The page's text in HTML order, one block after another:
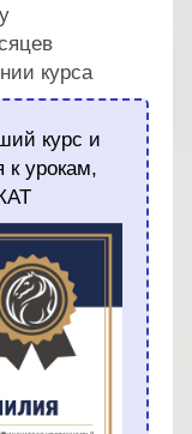
курса
курс и
урокам,